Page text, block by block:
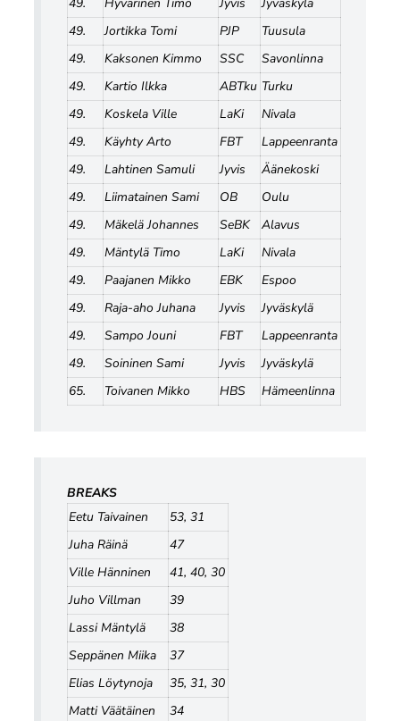
49. Hyvärinen Timo Jyvis
Jyväskylä
49.
Jortikka Tomi PJP
Tuusula
49.
Kaksonen Kimmo SSC
Savonlinna
49.
Kartio Ilkka ABTku Turku
49.
Koskela Ville LaKi
Nivala
49.
Käyhty Arto FBT
Lappeenranta
49.
Lahtinen Samuli Jyvis
Äänekoski
49.
Liimatainen Sami OB
Oulu
49.
Mäkelä Johannes SeBK
Alavus
49.
Mäntylä Timo LaKi
Nivala
49.
Paajanen Mikko EBK
Espoo
49.
Raja-aho Juhana Jyvis
Jyväskylä
49.
Sampo Jouni FBT
Lappeenranta
49.
Soininen Sami Jyvis
Jyväskylä
65.
Toivanen Mikko HBS Hämeenlinna
BREAKS
Eetu Taivainen
53, 31
Juha Räinä
47
Ville Hänninen
41, 40, 30
Juho Villman
39
Lassi Mäntylä
38
Seppänen Miika
37
Elias Löytynoja
35, 31, 30
Matti Väätäinen
34